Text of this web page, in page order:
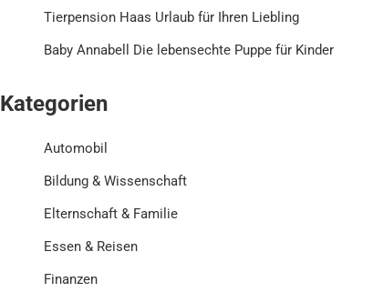
Tierpension Haas Urlaub für Ihren Liebling
Baby Annabell Die lebensechte Puppe für Kinder
Kategorien
Automobil
Bildung & Wissenschaft
Elternschaft & Familie
Essen & Reisen
Finanzen